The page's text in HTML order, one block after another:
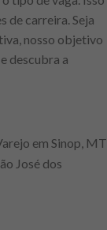
de carreira. Seja
nosso objetivo
descubra a
em Sinop, MT
José dos